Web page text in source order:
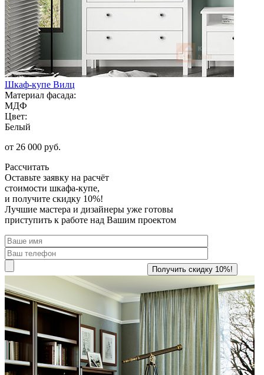
Шкаф-купе Вилц
Материал фасада:
МДФ
Цвет:
Белый
от 26 000 руб.
Рассчитать
Оставьте заявку на расчёт
стоимости шкафа-купе,
и получите скидку 10%!
Лучшие мастера и дизайнеры уже готовы
приступить к работе над Вашим проектом